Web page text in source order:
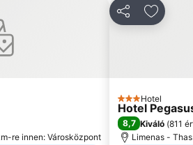
re innen: Városközpont
Megosztás
3 Kategória
Hotel
Hotel
8,7 Kiváló (811
Limenas -